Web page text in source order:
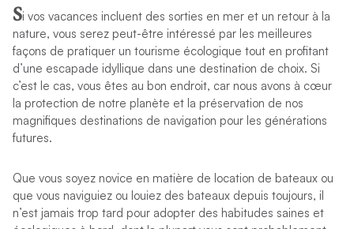
Si vos vacances incluent des sorties en mer et un retour à la
nature, vous serez peut-être intéressé par les meilleures
façons de pratiquer un tourisme écologique tout en profitant
d’une escapade idyllique dans une destination de choix. Si
c’est le cas, vous êtes au bon endroit, car nous avons à cœur
la protection de notre planète et la préservation de nos
magnifiques destinations de navigation pour les générations
futures.
Que vous soyez novice en matière de location de bateaux ou
que vous naviguiez ou louiez des bateaux depuis toujours, il
n’est jamais trop tard pour adopter des habitudes saines et